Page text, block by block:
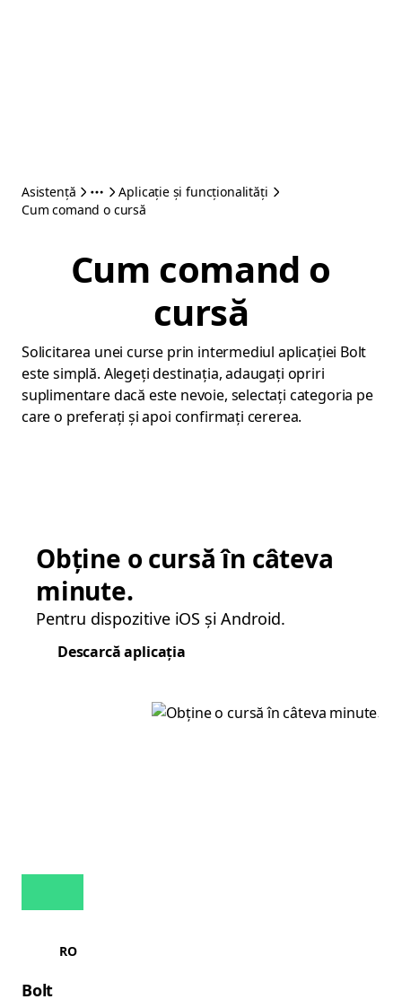
Asistență
Aplicație și funcționalități
Cum comand o cursă
Cum comand o
cursă
Solicitarea unei curse prin intermediul aplicației Bolt
este simplă. Alegeți destinația, adaugați opriri
suplimentare dacă este nevoie, selectați categoria pe
care o preferați și apoi confirmați cererea.
Obține o cursă în câteva
minute.
Pentru dispozitive iOS și Android.
Descarcă aplicația
RO
Bolt